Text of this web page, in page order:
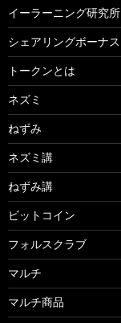
イーラーニング研究所
シェアリングボーナス
トークンとは
ネズミ
ねずみ
ネズミ講
ねずみ講
ビットコイン
フォルスクラブ
マルチ
マルチ商品